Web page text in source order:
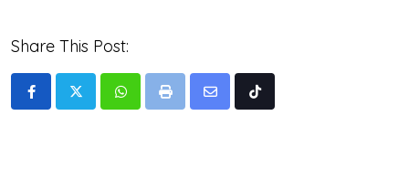
Share This Post:
WhatsappPrint
Share
Tiktok